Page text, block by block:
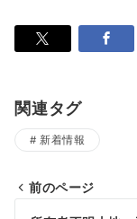
関連タグ
新着情報
投
前のページ